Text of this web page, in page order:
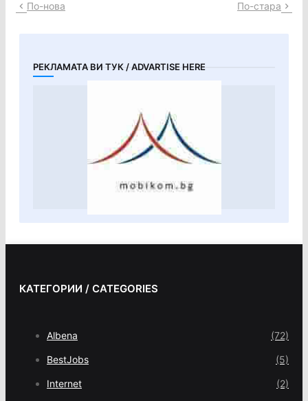
По-нова По-стара
РЕКЛАМАТА ВИ ТУК / ADVARTISE HERE
КАТЕГОРИИ / CATEGORIES
Albena (72)
BestJobs (5)
Internet (2)